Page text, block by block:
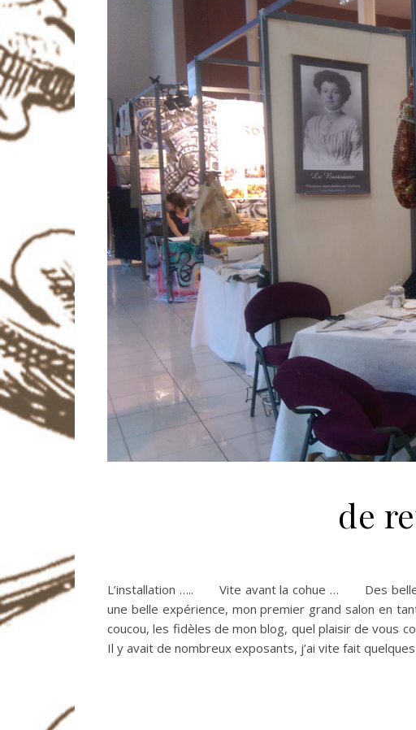
de
L’installation ….. Vite avant la cohue … Des belles
une belle expérience, mon premier grand salon en
coucou, les fidèles de mon blog, quel plaisir de vous
Il y avait de nombreux exposants, j’ai vite fait